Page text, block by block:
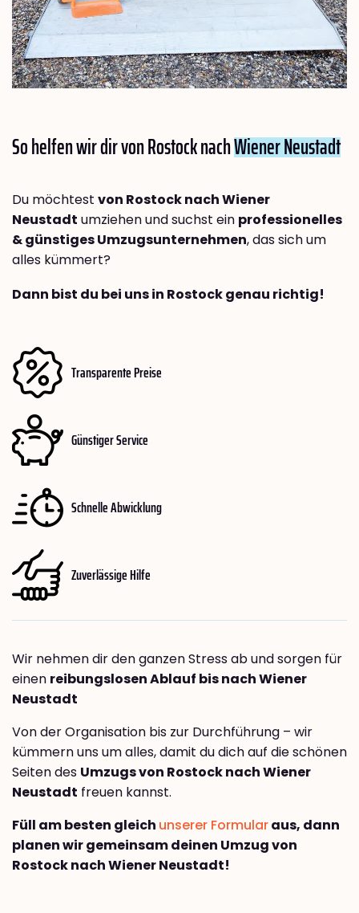
So helfen wir dir von Rostock nachWiener Neustadt
Du möchtest von Rostock nach Wiener
Neustadt umziehen und suchst ein professionelles
& günstiges Umzugsunternehmen, das sich um
alles kümmert?
Dann bist du bei uns in Rostock genau richtig!
Transparente Preise
Günstiger Service
Schnelle Abwicklung
Zuverlässige Hilfe
Wir nehmen dir den ganzen Stress ab und sorgen für
einen reibungslosen Ablauf bis nach Wiener
Neustadt
Von der Organisation bis zur Durchführung – wir
kümmern uns um alles, damit du dich auf die schönen
Seiten des Umzugs von Rostock nach Wiener
Neustadt freuen kannst.
Füll am besten gleich unserer Formularaus, dann
planen wir gemeinsam deinen Umzug von
Rostock nach Wiener Neustadt!